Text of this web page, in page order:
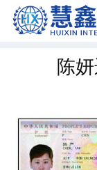
陈